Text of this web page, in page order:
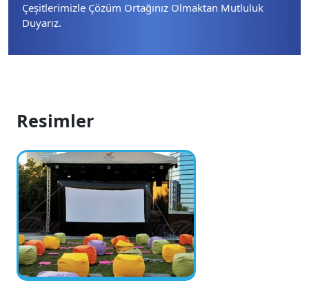
Çeşitlerimizle Çözüm Ortağınız Olmaktan Mutluluk
Duyarız.
Resimler